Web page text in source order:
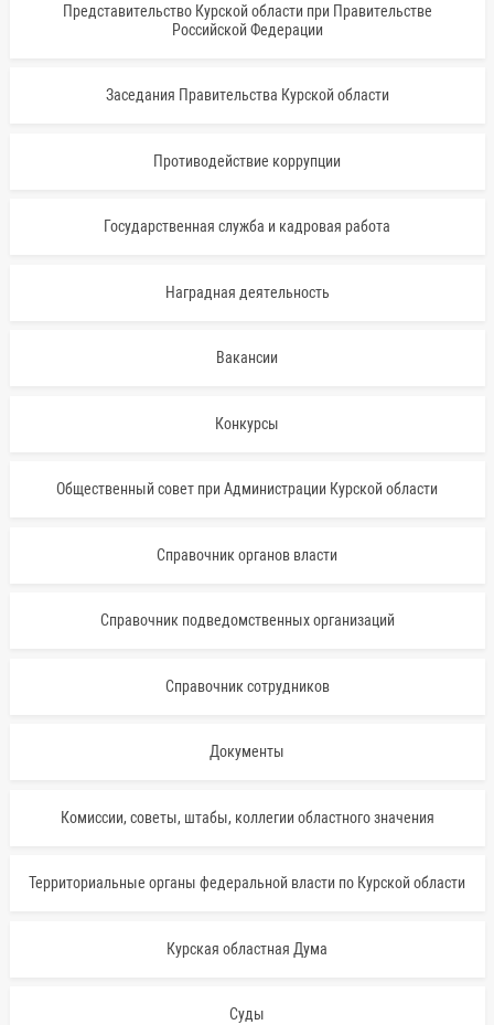
Представительство Курской области при Правительстве
Российской Федерации
Заседания Правительства Курской области
Противодействие коррупции
Государственная служба и кадровая работа
Наградная деятельность
Вакансии
Конкурсы
Общественный совет при Администрации Курской области
Справочник органов власти
Справочник подведомственных организаций
Справочник сотрудников
Документы
Комиссии, советы, штабы, коллегии областного значения
Территориальные органы федеральной власти по Курской области
Курская областная Дума
Суды